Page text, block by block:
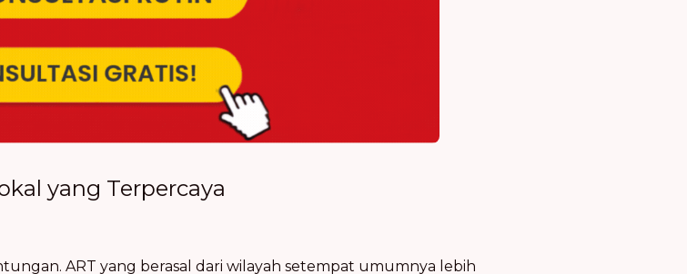
yang Terpercaya
ART yang berasal dari wilayah setempat umumnya lebih